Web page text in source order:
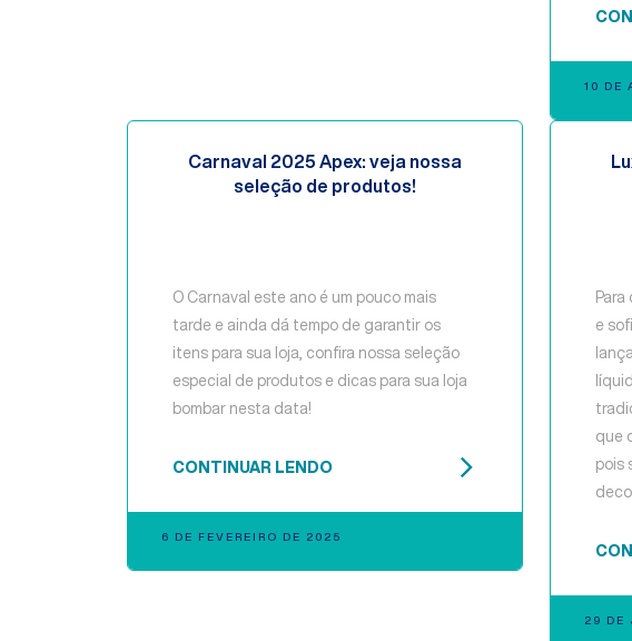
10 DE
Carnaval 2025 Apex: veja nossa
seleção de produtos!
O Carnaval este ano é um pouco mais
tarde e ainda dá tempo de garantir os
itens para sua loja, confira nossa seleção
especial de produtos e dicas para sua loja
bombar nesta data!
CONTINUAR LENDO
6 DE FEVEREIRO DE 2025
e
que
pois
29 DE